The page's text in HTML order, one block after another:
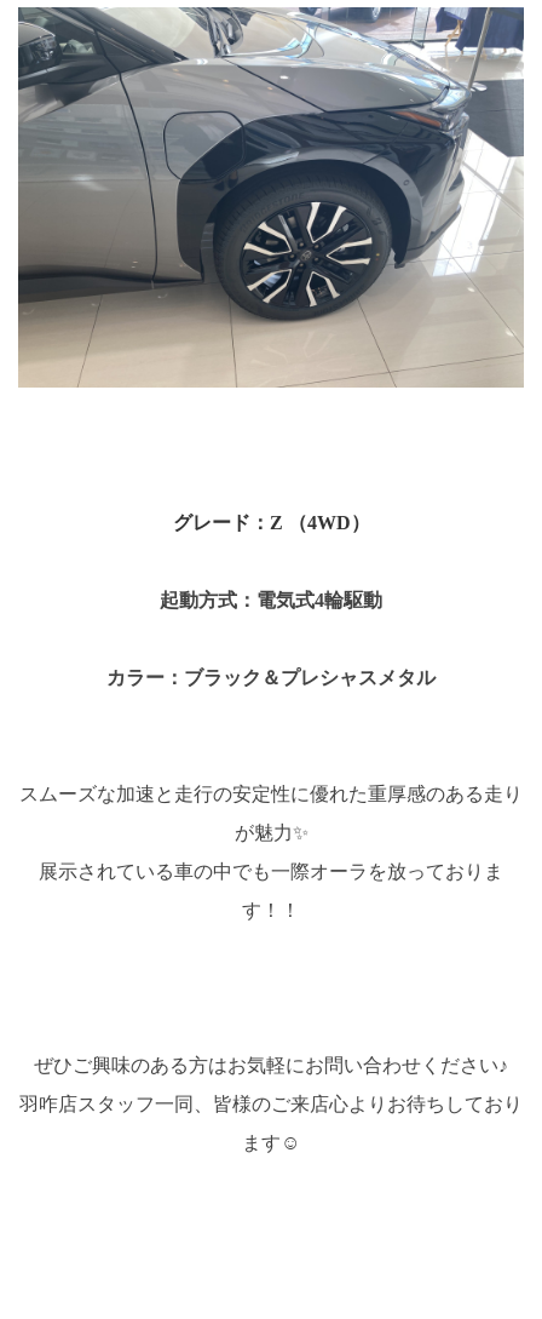
グレード：Z （4WD）
起動方式：電気式4輪駆動
カラー：ブラック＆プレシャスメタル
スムーズな加速と走行の安定性に優れた重厚感のある走り
が魅力✨
展示されている車の中でも一際オーラを放っておりま
す！！
ぜひご興味のある方はお気軽にお問い合わせください♪
羽咋店スタッフ一同、皆様のご来店心よりお待ちしており
ます☺